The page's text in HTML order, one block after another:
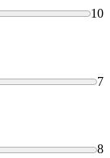
10
7
8